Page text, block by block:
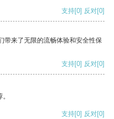
支持[0] 反对[0]
带来了无限的流畅体验和安全性保
支持[0] 反对[0]
支持[0] 反对[0]